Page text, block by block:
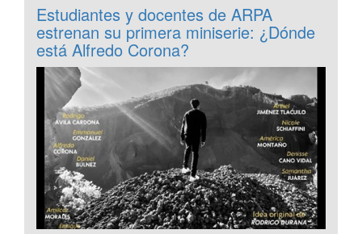
Estudiantes y docentes de ARPA
estrenan su primera miniserie: ¿Dónde
está Alfredo Corona?